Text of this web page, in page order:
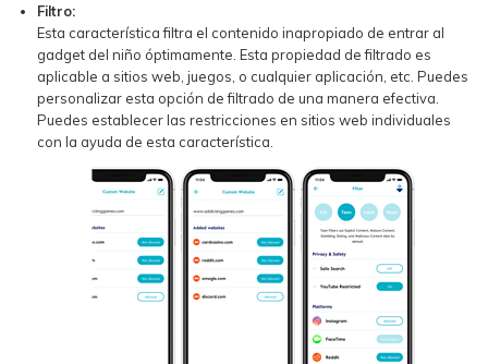
Filtro:
Esta característica filtra el contenido inapropiado de entrar al
gadget del niño óptimamente. Esta propiedad de filtrado es
aplicable a sitios web, juegos, o cualquier aplicación, etc. Puedes
personalizar esta opción de filtrado de una manera efectiva.
Puedes establecer las restricciones en sitios web individuales
con la ayuda de esta característica.